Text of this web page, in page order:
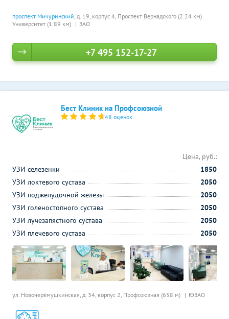
проспект Мичуринский, д. 19, корпус 4, Проспект Вернадского (2.24 км)
Университет (1.89 км)
ЗАО
+7 495 152-17-27
Бест Клиник на Профсоюзной
48 оценок
ул. Новочерёмушкинская, д. 34, корпус 2, Профсоюзная (658 м) ЮЗАО
Цена, руб.:
УЗИ селезенки
1850
УЗИ локтевого сустава
2050
УЗИ поджелудочной железы
2050
УЗИ голеностопного сустава
2050
УЗИ лучезапястного сустава
2050
УЗИ плечевого сустава
2050